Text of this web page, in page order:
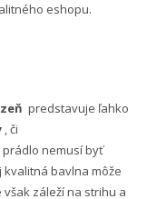
eshopu.
predstavuje ľahko
, či
nemusí byť
kvalitná bavlna môže
záleží na strihu a